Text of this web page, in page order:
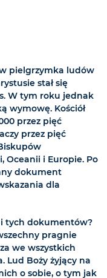
pielgrzymka ludów
stał się
W tym roku jednak
wymowę. Kościół
przez pięć
przez pięć
Oceanii i Europie. Po
dokument
dla
tych dokumentów?
pragnie
we wszystkich
Lud Boży żyjący na
o sobie, o tym jak